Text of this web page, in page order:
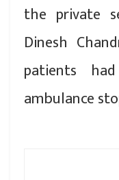
the private
Dinesh
patients
ambulance